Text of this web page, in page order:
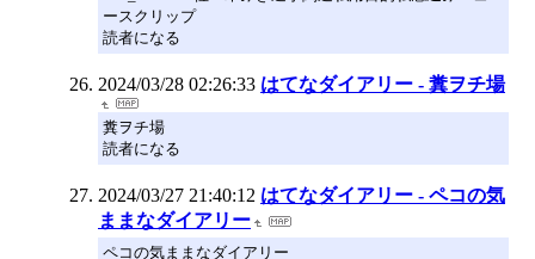
ースクリップ
読者になる
2024/03/28 02:26:33 はてなダイアリー - 糞ヲチ場
糞ヲチ場
読者になる
2024/03/27 21:40:12 はてなダイアリー - ペコの気
ままなダイアリー
ペコの気ままなダイアリー